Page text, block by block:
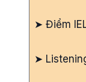
➤ Điểm
➤